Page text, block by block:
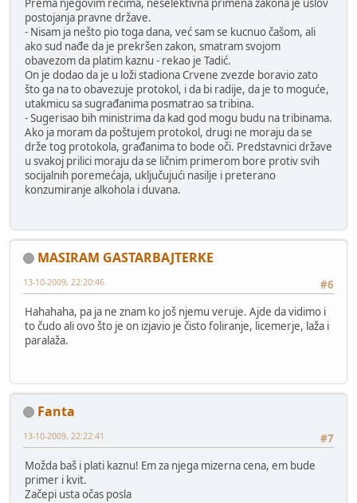
postojanja pravne države.
- Nisam ja nešto pio toga dana, već sam se kucnuo čašom, ali
ako sud nađe da je prekršen zakon, smatram svojom
obavezom da platim kaznu - rekao je Tadić.
On je dodao da je u loži stadiona Crvene zvezde boravio zato
što ga na to obavezuje protokol, i da bi radije, da je to moguće,
utakmicu sa sugrađanima posmatrao sa tribina.
- Sugerisao bih ministrima da kad god mogu budu na tribinama.
Ako ja moram da poštujem protokol, drugi ne moraju da se
drže tog protokola, građanima to bode oči. Predstavnici države
u svakoj prilici moraju da se ličnim primerom bore protiv svih
socijalnih poremećaja, uključujući nasilje i preterano
konzumiranje alkohola i duvana.
MASIRAM GASTARBAJTERKE
#6
13-10-2009, 22:20:46
Hahahaha, pa ja ne znam ko još njemu veruje. Ajde da vidimo i
to čudo ali ovo što je on izjavio je čisto foliranje, licemerje, laža i
paralaža.
Fanta
#7
13-10-2009, 22:22:41
Možda baš i plati kaznu! Em za njega mizerna cena, em bude
primer i kvit.
Začepi usta očas posla